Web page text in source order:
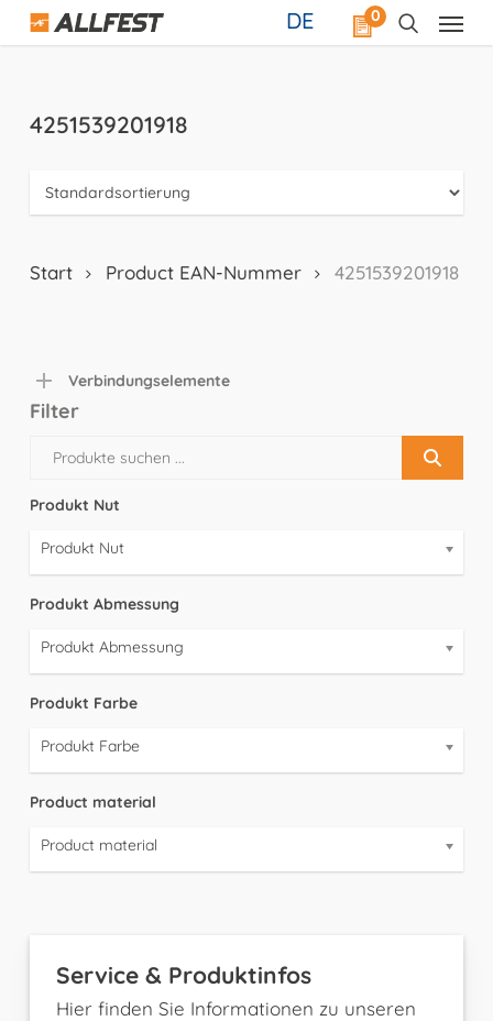
Skip
0
DE
4251539201918
Start Product EAN-Nummer 4251539201918
Verbindungselemente
Filter
Produkt Nut
Produkt Nut
Produkt Abmessung
Produkt Abmessung
Produkt Farbe
Produkt Farbe
Product material
Product material
Service & Produktinfos
Hier finden Sie Informationen zu unseren